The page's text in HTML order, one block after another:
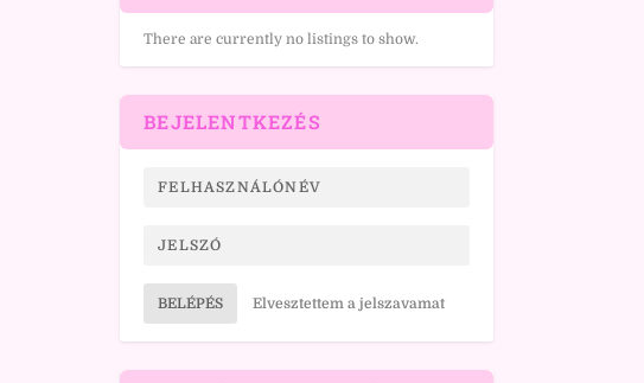
There are currently no listings to show.
BEJELENTKEZÉS
BELÉPÉS Elvesztettem a jelszavamat